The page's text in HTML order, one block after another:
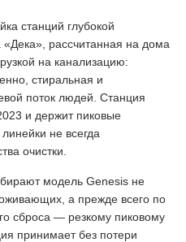
станций глубокой
«Дека», рассчитанная на дома
на канализацию:
стиральная и
поток людей. Станция
и держит пиковые
не всегда
очистки.
модель Genesis не
а прежде всего по
сброса — резкому пиковому
принимает без потери